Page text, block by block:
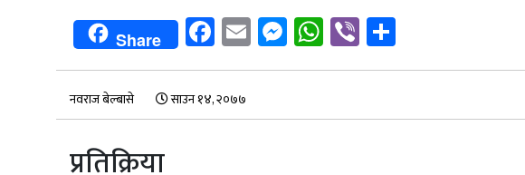
Share Facebook
EmailMessenger
WhatsApp
Viber
नवराज बेल्बासे साउन १४, २०७७
प्रतिक्रिया